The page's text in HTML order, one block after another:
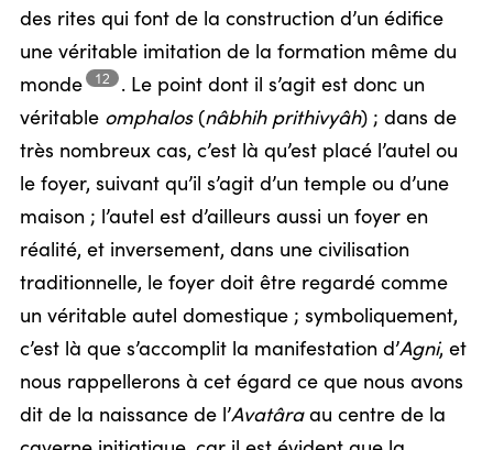
des rites qui font de la construction d’un édifice
une véritable imitation de la formation même du
monde
12 .Le point dont il s’agit est donc un
véritable omphalos(nâbhih prithivyâh) ; dans de
très nombreux cas, c’est là qu’est placé l’autel ou
le foyer, suivant qu’il s’agit d’un temple ou d’une
maison ; l’autel est d’ailleurs aussi un foyer en
réalité, et inversement, dans une civilisation
traditionnelle, le foyer doit être regardé comme
un véritable autel domestique ; symboliquement,
c’est là que s’accomplit la manifestation d’Agni, et
nous rappellerons à cet égard ce que nous avons
dit de la naissance de l’Avatâraau centre de la